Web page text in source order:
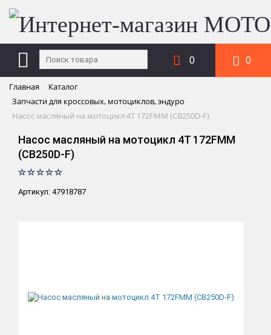
0 0
Главная
Каталог
Запчасти для кроссовых, мотоциклов, эндуро
Насос масляный на мотоцикл 4Т 172FMM (CB250D-F)
Насос масляный на мотоцикл 4Т 172FMM
(CB250D-F)
Артикул: 47918787